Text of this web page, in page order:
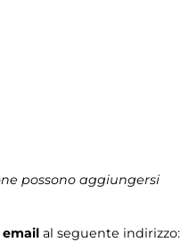
possono aggiungersi
email al seguente indirizzo: